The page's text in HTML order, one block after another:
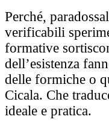
Perché,
verificabili
formative
dell’esistenza
delle formiche o
Cicala. Che
ideale e pratica.